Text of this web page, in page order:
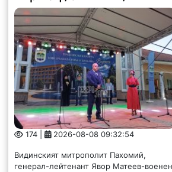
174 | 2026-08-08 09:32:54
Видинският митрополит Пахомий,
генерал-лейтенант Явор Матеев-